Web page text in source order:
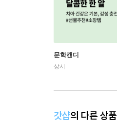
문학캔디
상시
갓샵의 다른 상품